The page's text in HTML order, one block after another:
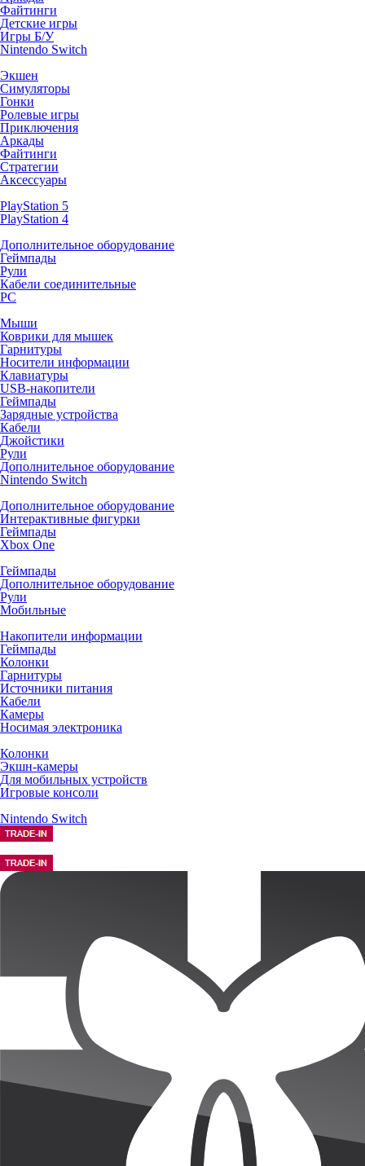
Файтинги
Детские игры
Игры Б/У
Nintendo Switch
Экшен
Симуляторы
Гонки
Ролевые игры
Приключения
Аркады
Файтинги
Стратегии
Аксессуары
PlayStation 5
PlayStation 4
Дополнительное оборудование
Геймпады
Рули
Кабели соединительные
PC
Мыши
Коврики для мышек
Гарнитуры
Носители информации
Клавиатуры
USB-накопители
Геймпады
Зарядные устройства
Кабели
Джойстики
Рули
Дополнительное оборудование
Nintendo Switch
Дополнительное оборудование
Интерактивные фигурки
Геймпады
Xbox One
Геймпады
Дополнительное оборудование
Рули
Мобильные
Накопители информации
Геймпады
Колонки
Гарнитуры
Источники питания
Кабели
Камеры
Носимая электроника
Колонки
Экшн-камеры
Для мобильных устройств
Игровые консоли
Nintendo Switch